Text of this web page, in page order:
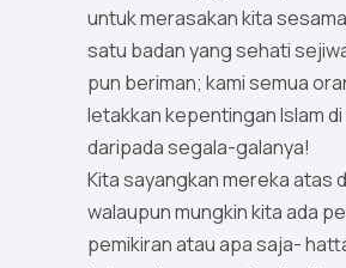
untuk merasakan kita
satu badan yang sehati
pun beriman; kami semua
letakkan kepentingan Islam
daripada segala-galanya!
Kita sayangkan mereka atas
walaupun mungkin kita ada
pemikiran atau apa saja-